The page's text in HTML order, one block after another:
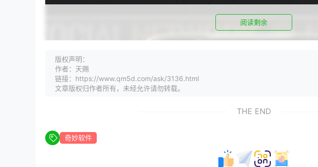
阅读剩余
版权声明：
作者：天赐
链接：https://www.qm5d.com/ask/3136.html
文章版权归作者所有，未经允许请勿转载。
THE END
奇妙软件